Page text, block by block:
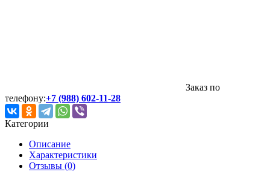
Заказ по
телефону:+7 (988) 602-11-28
Категории
Описание
Характеристики
Отзывы (0)